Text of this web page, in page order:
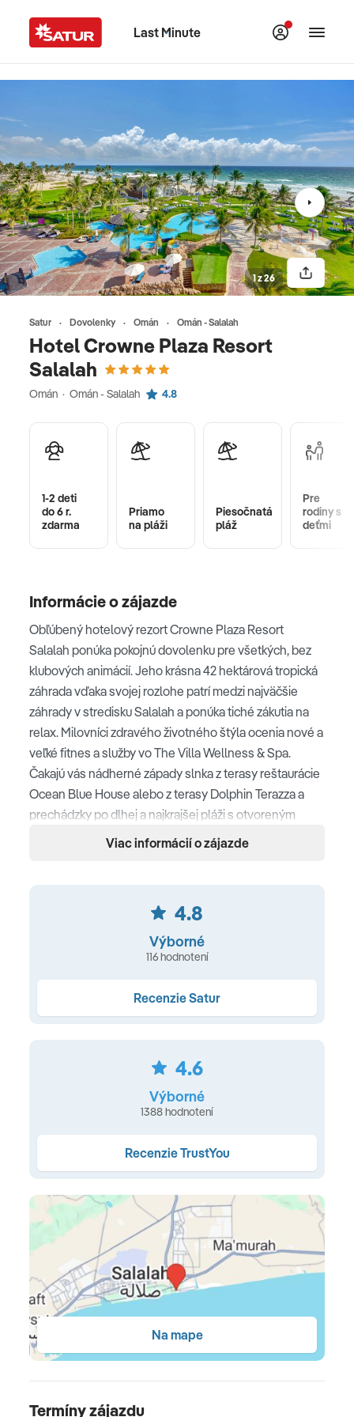
Last Minute
Satur Dovolenky Omán Omán - Salalah
Hotel Crowne Plaza Resort
Salalah
Omán · Omán - Salalah 4.8
1 z 26
1-2 deti
do 6 r.
zdarma
Priamo
na pláži
Piesočnatá
pláž
Pre
rodiny s
deťmi
Informácie o zájazde
Obľúbený hotelový rezort Crowne Plaza Resort
Salalah ponúka pokojnú dovolenku pre všetkých, bez
klubových animácií. Jeho krásna 42 hektárová tropická
záhrada vďaka svojej rozlohe patrí medzi najväčšie
záhrady v stredisku Salalah a ponúka tiché zákutia na
relax. Milovníci zdravého životného štýla ocenia nové a
veľké fitnes a služby vo The Villa Wellness & Spa.
Čakajú vás nádherné západy slnka z terasy reštaurácie
Ocean Blue House alebo z terasy Dolphin Terazza a
prechádzky po dlhej a najkrajšej pláži s otvoreným
morom v Salalah.
priamo na dlhej piesočnatej pláži • cca 5 km od centra
dlhá piesočnatá pláž s jemným svetlým pieskom •
slnečníky a ležadlá zdarma
klimatizácia • minibar (za poplatok) • TV • trezor • telefón
• set na prípravu kávy a čaju • sušič vlasov • Wi-Fi
Typy ubytovania
Standard garden view izby
(32 m2, max. pre 3
dospelé osoby alebo 2 dospelé osoby a 2 deti do 12
rokov, výhľad do záhrady) • Standard sea view
(32 m2, max. pre 3 dospelé osoby alebo 2 dospelé
osoby a 2 deti do 12 rokov, výhľad na more)
Stravovanie
all inclusive
Viac informácií o zájazde
4.8
Výborné
116 hodnotení
Recenzie Satur
4.6
Výborné
1388 hodnotení
Recenzie TrustYou
Na mape
Termíny zájazdu